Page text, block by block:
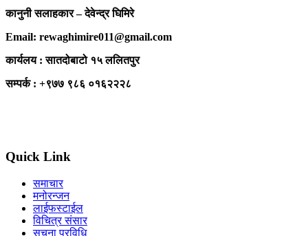
कानुनी सलाहकार – देवेन्द्र घिमिरे
Email: rewaghimire011@gmail.com
कार्यलय : सातदोबाटो १५ ललितपुर
सम्पर्क : +९७७ ९८६ ०१६२२२८
Quick Link
समाचार
मनोरन्जन
लाईफस्टाईल
विचित्र संसार
सुचना प्रविधि